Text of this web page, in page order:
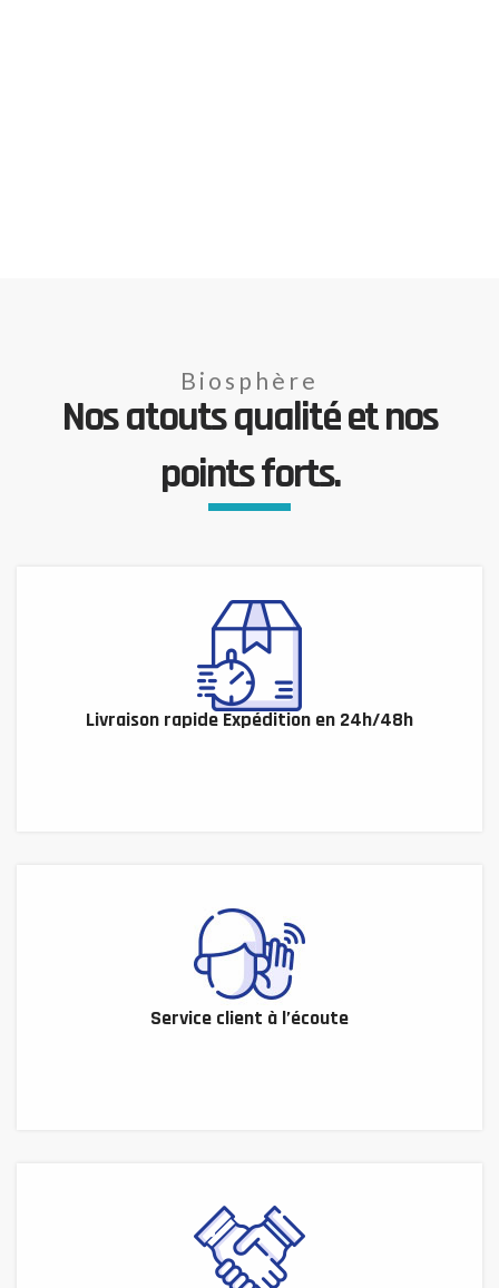
Biosphère
Nos atouts qualité et nos
points forts.
Livraison rapide Expédition en 24h/48h
Service client à l’écoute